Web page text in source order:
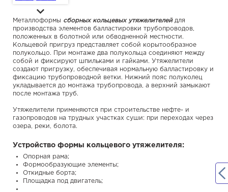
Металлоформы сборных кольцевых утяжелителейдля
производства элементов балластировки трубопроводов,
положенных в болотной или обводненной местности.
Кольцевой пригруз представляет собой корытообразное
полукольцо. При монтаже два полукольца соединяют между
собой и фиксируют шпильками и гайками. Утяжелители
создают пригрузку, обеспечивая нормальную балластировку и
фиксацию трубопроводной ветки. Нижний пояс полуколец
укладывается до монтажа трубопровода, а верхний замыкают
после монтажа труб.
Утяжелители применяются при строительстве нефте- и
газопроводов на трудных участках суши: при переходах через
озера, реки, болота.
Устройство формы кольцевого утяжелителя:
Опорная рама;
Формообразующие элементы;
Откидные борта;
Площадка под двигатель;